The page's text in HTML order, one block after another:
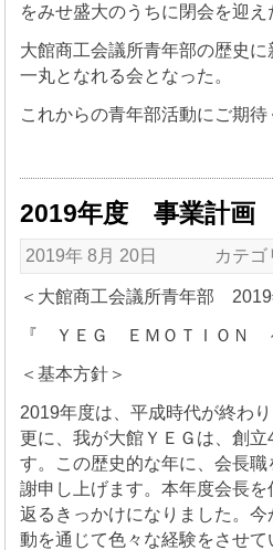
をみせ盛大のうちに閉会を迎え
大館商工会議所青年部の歴史
一丸となれる会となった。
これからの青年部活動にご期待
2019年度 事業計画
2019年 8月 20日 カテゴ
＜大館商工会議所青年部
『 ＹＥＧ ＥＭＯＴＩＯＮ
＜基本方針＞
2019年度は、平成時代が終わ
更に、我が大館ＹＥＧは、創
す。この歴史的な年に、会長
謝申し上げます。本年度会長
返るきっかけになりました。
動を通じて色々な経験をさせ